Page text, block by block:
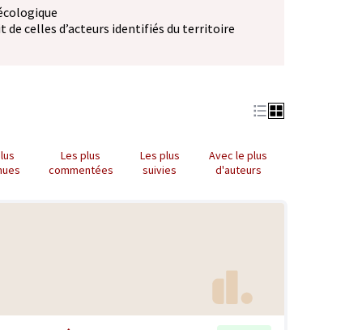
de celles d’acteurs identifiés du territoire
Les plus
commentées
Les plus
suivies
Avec le plus
d'auteurs